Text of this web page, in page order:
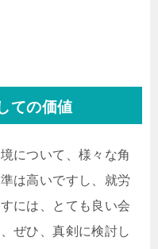
ての価値
について、様々な角
は高いですし、就労
には、とても良い会
ぜひ、真剣に検討し